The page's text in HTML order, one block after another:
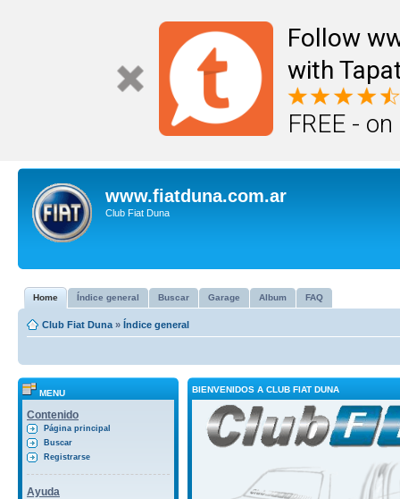
Follow
with
FREE -
www.fiatduna.com.ar
Club Fiat Duna
Home Índice general Buscar Garage Album FAQ
Club Fiat Duna » Índice general
MENU
Contenido
Página principal
Buscar
Registrarse
Ayuda
BIENVENIDOS A CLUB FIAT DUNA